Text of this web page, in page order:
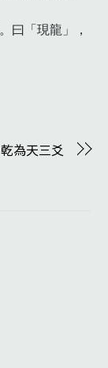
曰「現龍」，
為天三爻